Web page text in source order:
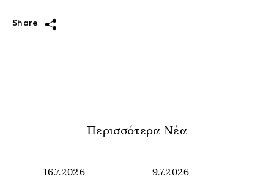
Share
Περισσότερα Νέα
16.7.2026 9.7.2026